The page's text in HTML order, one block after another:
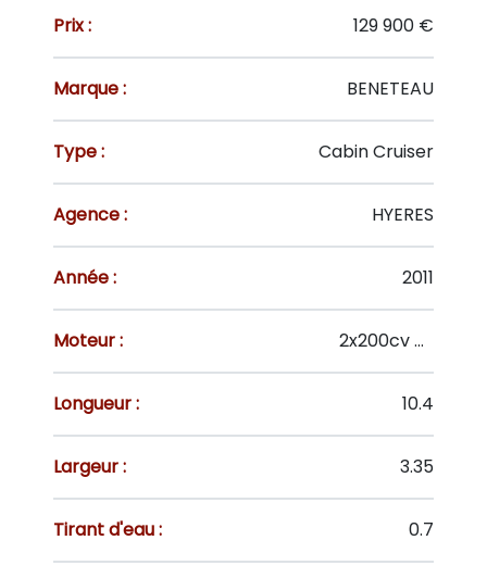
Prix : 129 900 €
Marque : BENETEAU
Type : Cabin Cruiser
Agence : HYERES
Année : 2011
Moteur : 2x200cv VOLVO D3-200
Longueur : 10.4
Largeur : 3.35
Tirant d'eau : 0.7